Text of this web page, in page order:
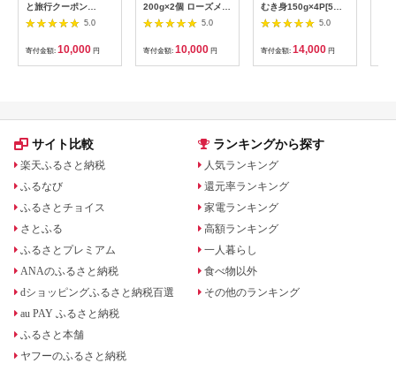
と旅行クーポン
（3,000円分）有効期
間3年（Eメール発
行）｜旅行 トラベル
予約 国内旅行 JTB 宿
泊 観光 体験 旅行券
人気 おすすめ 旅行ク
ン ネット予約 電話 有
5.0
寄付金額: 10,000 円
200g×2個 ローズメイ
[あんバター はちみ
つ 発酵バター あん
こ 水あめ不使用 秋
田県 大仙市]
5.0
寄付金額: 10,000 円
むき身150g×4P[5月
下旬以降発送] A-
5.0
寄付金額: 14,000 円
サイト比較
楽天ふるさと納税
ふるなび
ふるさとチョイス
さとふる
ふるさとプレミアム
ANAのふるさと納税
dショッピングふるさと納税百選
au PAY ふるさと納税
ふるさと本舗
ヤフーのふるさと納税
ランキングから探す
人気ランキング
還元率ランキング
家電ランキング
高額ランキング
一人暮らし
食べ物以外
その他のランキング